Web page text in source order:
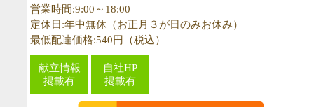
営業時間:9:00～18:00
定休日:年中無休（お正月３が日のみお休み）
最低配達価格:540円（税込）
献立情報
掲載有
自社HP
掲載有